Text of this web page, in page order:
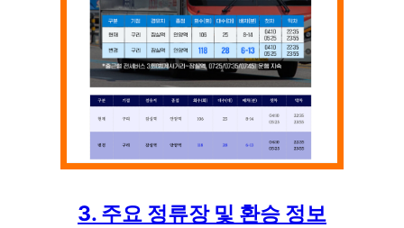
3. 주요 정류장 및 환승 정보